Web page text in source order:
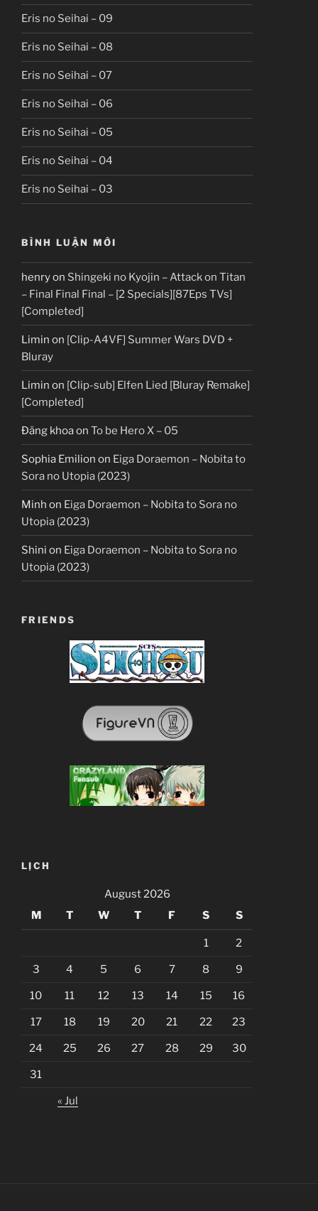
Eris no Seihai – 09
Eris no Seihai – 08
Eris no Seihai – 07
Eris no Seihai – 06
Eris no Seihai – 05
Eris no Seihai – 04
Eris no Seihai – 03
BÌNH LUẬN MỚI
henryon Shingeki no Kyojin – Attack on Titan
– Final Final Final – [2 Specials][87Eps TVs]
[Completed]
Limin on [Clip-A4VF] Summer Wars DVD +
Bluray
Limin on [Clip-sub] Elfen Lied [Bluray Remake]
[Completed]
Đăng khoaon To be Hero X – 05
Sophia Emilion on Eiga Doraemon – Nobita to
Sora no Utopia (2023)
Minh on Eiga Doraemon – Nobita to Sora no
Utopia (2023)
Shini on Eiga Doraemon – Nobita to Sora no
Utopia (2023)
FRIENDS
LỊCH
August 2026
M
T W T F S S
1 2
3 4 5 6 7 8 9
10 11 12 13 14 15 16
17 18 19 20 21 22 23
24 25 26 27 28 29 30
31
« Jul